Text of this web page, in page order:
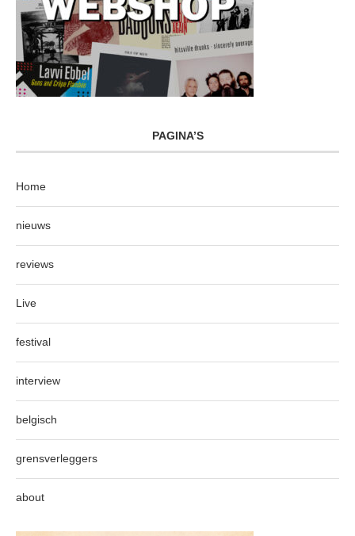
PAGINA’S
Home
nieuws
reviews
Live
festival
interview
belgisch
grensverleggers
about